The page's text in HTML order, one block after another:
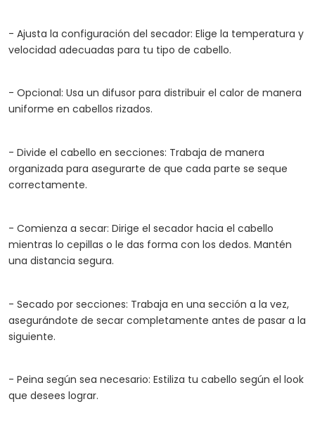
- Ajusta la configuración del secador: Elige la temperatura y
velocidad adecuadas para tu tipo de cabello.
- Opcional: Usa un difusor para distribuir el calor de manera
uniforme en cabellos rizados.
- Divide el cabello en secciones: Trabaja de manera
organizada para asegurarte de que cada parte se seque
correctamente.
- Comienza a secar: Dirige el secador hacia el cabello
mientras lo cepillas o le das forma con los dedos. Mantén
una distancia segura.
- Secado por secciones: Trabaja en una sección a la vez,
asegurándote de secar completamente antes de pasar a la
siguiente.
- Peina según sea necesario: Estiliza tu cabello según el look
que desees lograr.